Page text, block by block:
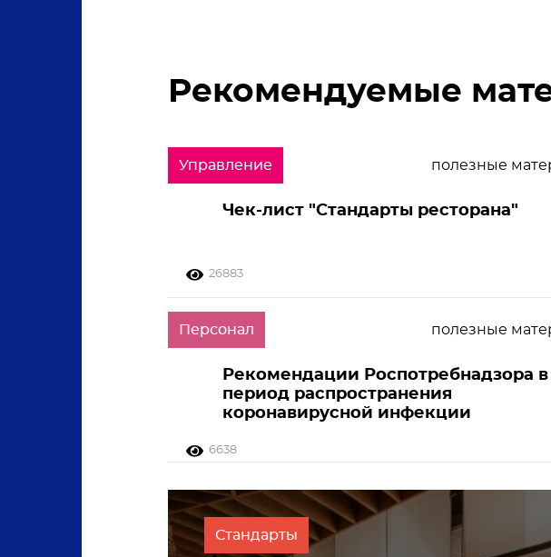
Рекомендуемые
Управление полезные
Чек-лист "Стандарты ресторана"
26883
Персонал полезные
Рекомендации Роспотребнадзора в
период распространения
коронавирусной инфекции
6638
Стандарты